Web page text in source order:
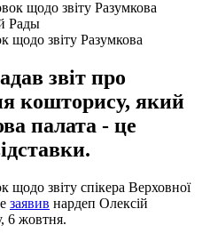
Рады
щодо звіту Разумкова
звіт про
кошторису, який
палата - це
щодо звіту спікера Верховної
заявив нардеп Олексій
6 жовтня.